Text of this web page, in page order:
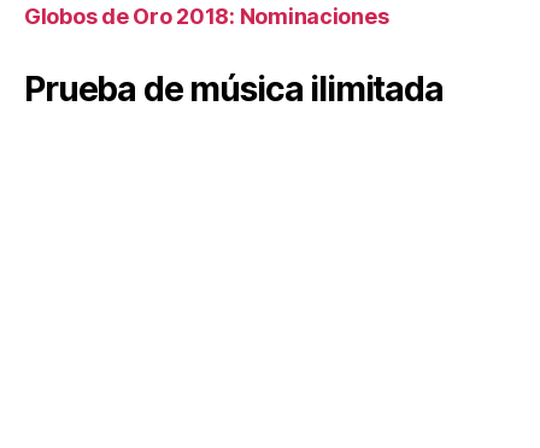
Globos de Oro 2018: Nominaciones
Prueba de música ilimitada